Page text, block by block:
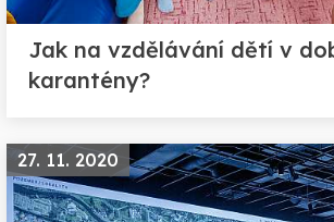
Jak na vzdělávání dětí v
karantény?
27. 11. 2020